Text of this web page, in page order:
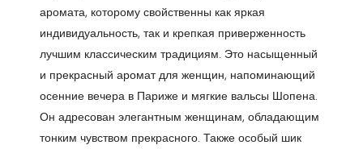
аромата, которому свойственны как яркая
индивидуальность, так и крепкая приверженность
лучшим классическим традициям. Это насыщенный
и прекрасный аромат для женщин, напоминающий
осенние вечера в Париже и мягкие вальсы Шопена.
Он адресован элегантным женщинам, обладающим
тонким чувством прекрасного. Также особый шик